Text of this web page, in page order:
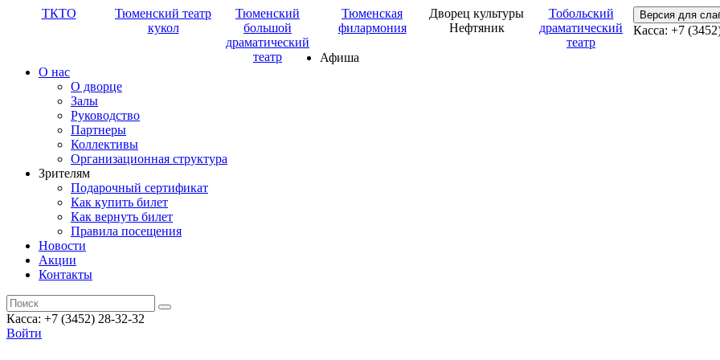
ТКТО
Тюменский театр
кукол
Тюменский
большой
драматический
театр
Тюменская
филармония
Дворец культуры
Нефтяник
Тобольский
драматический
театр
Версия для
Касса: +7
Афиша
О нас
О дворце
Залы
Руководство
Партнеры
Коллективы
Организационная структура
Зрителям
Подарочный сертификат
Как купить билет
Как вернуть билет
Правила посещения
Новости
Акции
Контакты
Касса: +7 (3452) 28-32-32
Войти